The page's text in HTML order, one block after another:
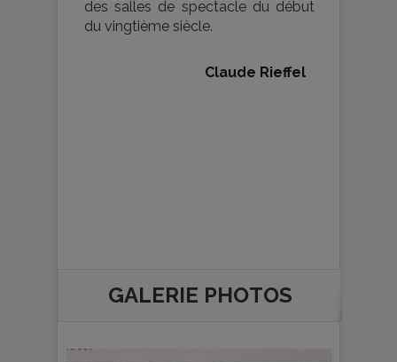
des salles de spectacle du début
du vingtième siècle.
Claude Rieffel
GALERIE PHOTOS